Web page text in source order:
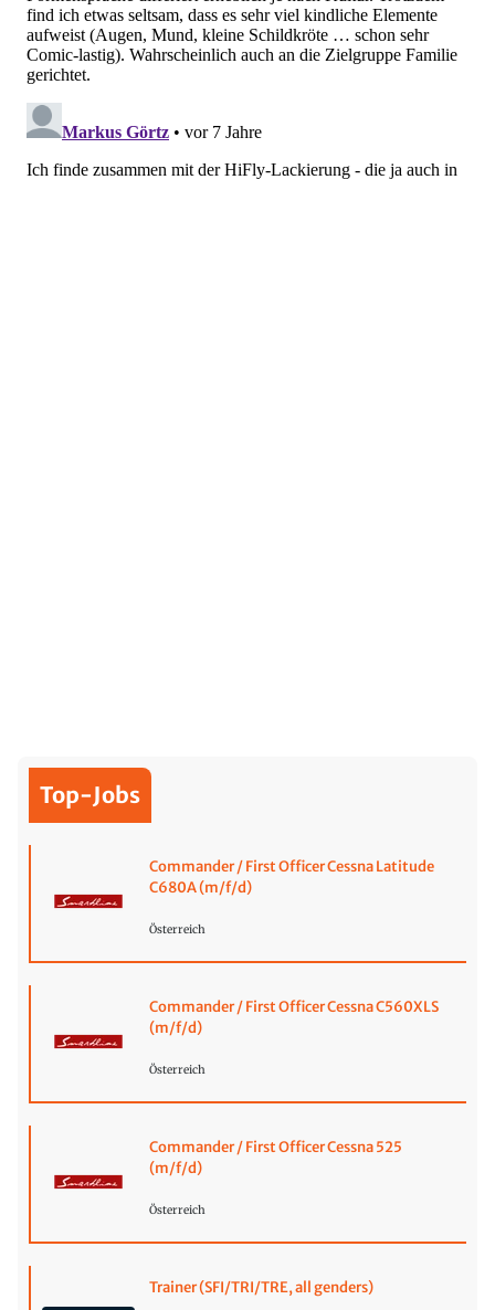
Top-Jobs
Commander / First Officer Cessna Latitude
C680A (m/f/d)
Österreich
Commander / First Officer Cessna C560XLS
(m/f/d)
Österreich
Commander / First Officer Cessna 525
(m/f/d)
Österreich
Trainer (SFI/TRI/TRE, all genders)